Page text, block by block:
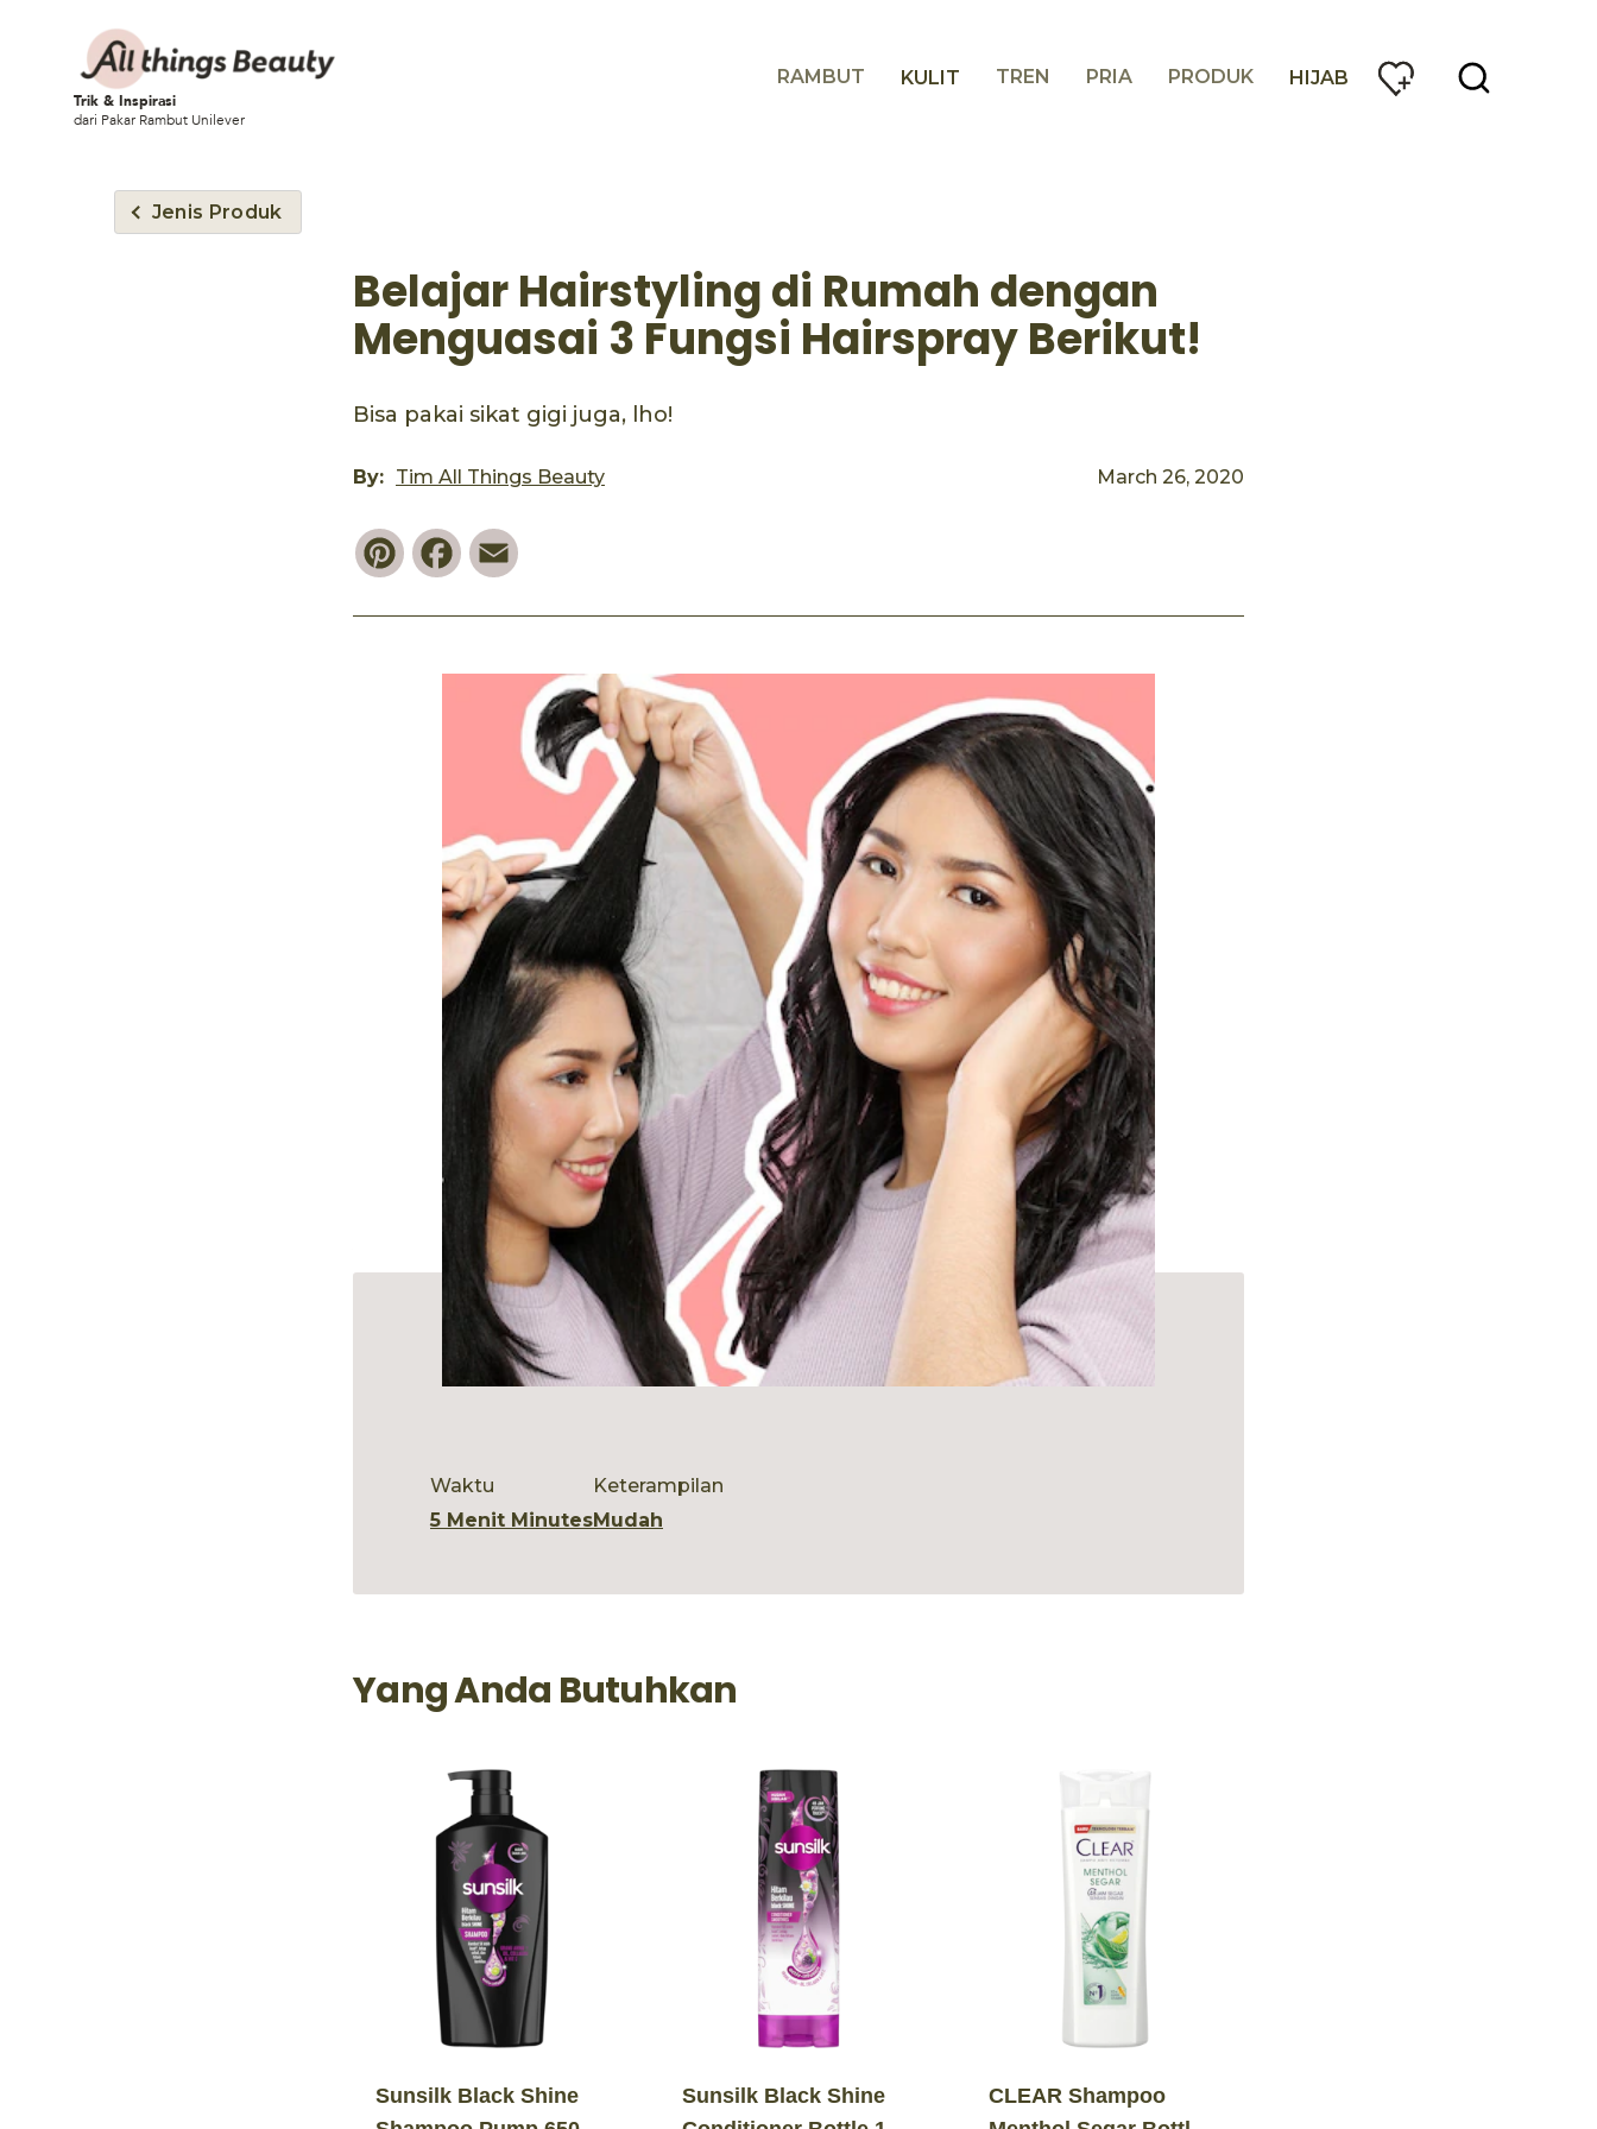
Trik & Inspirasi
dari Pakar Rambut Unilever
RAMBUT KULIT TREN PRIA PRODUK HIJAB
Jenis Produk
Belajar Hairstyling di Rumah dengan
Menguasai 3 Fungsi Hairspray Berikut!
Bisa pakai sikat gigi juga, lho!
By: Tim All Things Beauty March 26, 2020
PinterestFacebook
Waktu
5 Menit Minutes
Keterampilan
Mudah
Yang Anda Butuhkan
Sunsilk Black Shine
Sunsilk Black Shine
CLEAR Shampoo